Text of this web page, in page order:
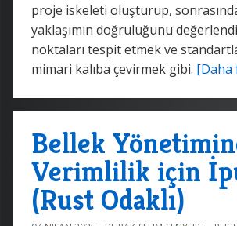
proje iskeleti oluşturup,
yaklaşımın doğruluğunu
noktaları tespit etmek ve
mimari kalıba çevirmek gibi. [Daha
Bellek
Verimlilik için
(Rust Odaklı)